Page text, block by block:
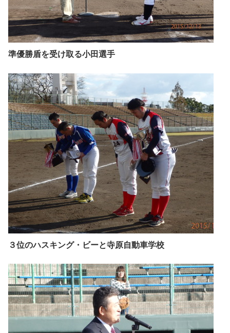
準優勝盾を受け取る小田選手
３位のハスキング・ビーと寺原自動車学校